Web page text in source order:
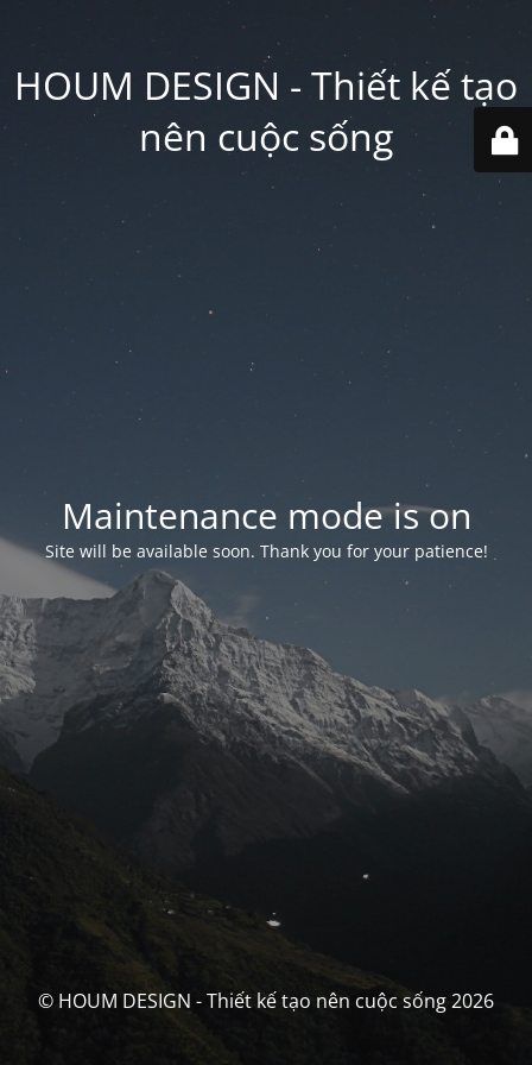
HOUM DESIGN - Thiết kế tạo
nên cuộc sống
Maintenance mode is on
Site will be available soon. Thank you for your patience!
© HOUM DESIGN - Thiết kế tạo nên cuộc sống 2026